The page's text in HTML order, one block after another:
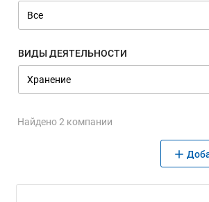
ВИДЫ ДЕЯТЕЛЬНОСТИ
Найдено 2 компании